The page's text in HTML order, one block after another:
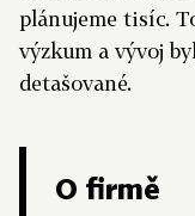
plánujeme tisíc.
výzkum a vývoj
detašované.
O firmě